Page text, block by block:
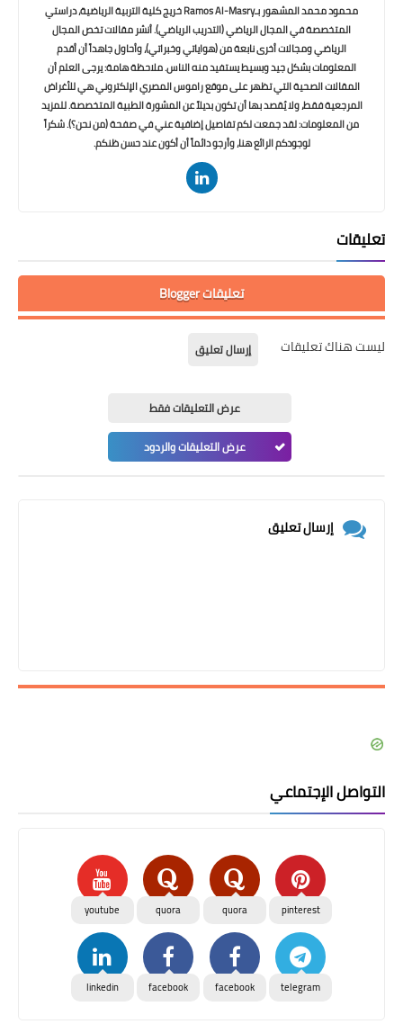
محمود محمد المشهور بـRamos Al-Masry خريج كلية التربية الرياضية، دراستي
المتخصصة في المجال الرياضي (التدريب الرياضي). أنشر مقالات تخص المجال
الرياضي ومجالات أخرى نابعة من (هواياتي وخبراتي)، وأحاول جاهداً أن أقدم
المعلومات بشكل جيد وبسيط يستفيد منه الناس. ملاحظة هامة: يرجى العلم أن
المقالات الصحية التي تظهر على موقع راموس المصري الإلكتروني هي للأغراض
المرجعية فقط، ولا يُقصد بها أن تكون بديلاً عن المشورة الطبية المتخصصة. للمزيد
من المعلومات: لقد جمعت لكم تفاصيل إضافية عني في صفحة (من نحن؟). شكراً
لوجودكم الرائع هنا، وأرجو دائماً أن أكون عند حسن ظنكم.
تعليقات
تعليقات Blogger
ليست هناك تعليقات إرسال تعليق
عرض التعليقات فقط
عرض التعليقات والردود
إرسال تعليق
التواصل الإجتماعي
pinterest
quora
quora
youtube
telegram
facebook
facebook
linkedin